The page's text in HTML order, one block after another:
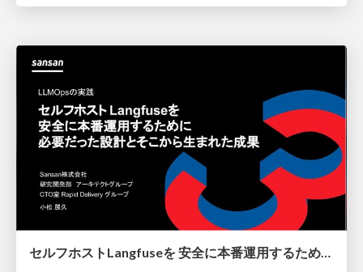
セルフホストLangfuseを 安全に本番運用するために 必要だった設計とそこから生まれた成果